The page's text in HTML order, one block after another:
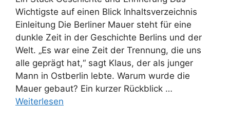
Wichtigste auf einen Blick Inhaltsverzeichnis
Einleitung Die Berliner Mauer steht für eine
dunkle Zeit in der Geschichte Berlins und der
Welt. „Es war eine Zeit der Trennung, die uns
alle geprägt hat,“ sagt Klaus, der als junger
Mann in Ostberlin lebte. Warum wurde die
Mauer gebaut? Ein kurzer Rückblick …
Weiterlesen